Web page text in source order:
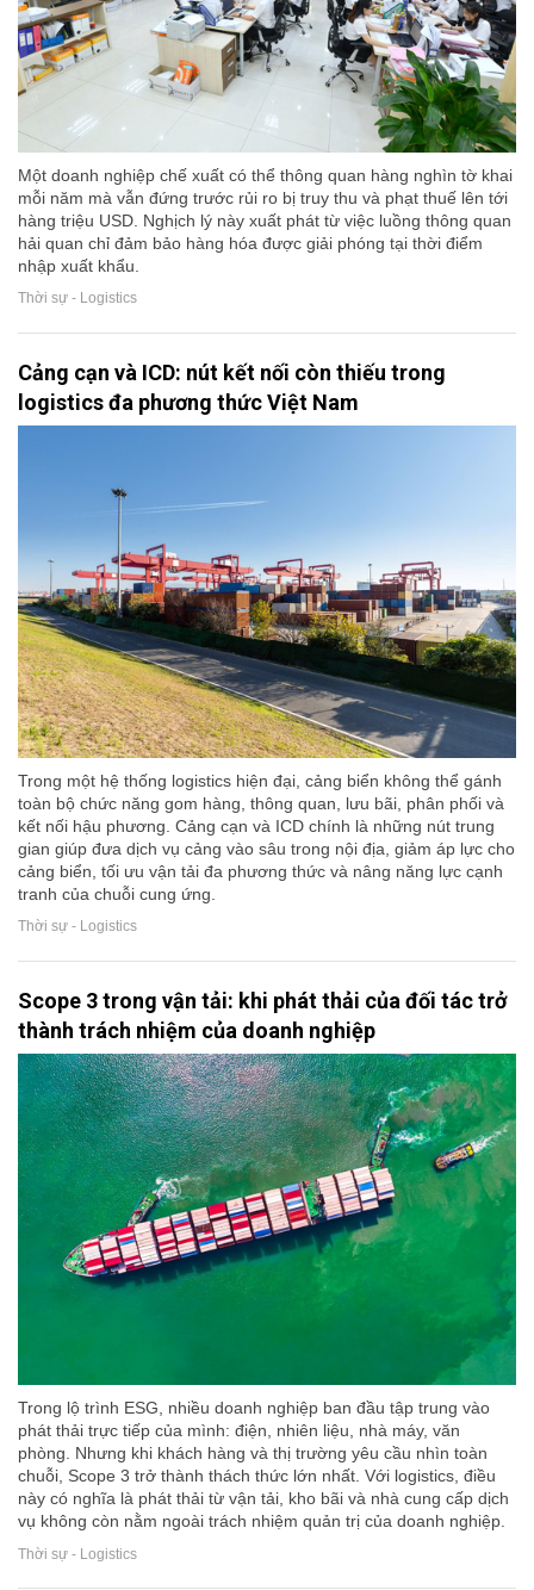
Một doanh nghiệp chế xuất có thể thông quan hàng nghìn tờ khai
mỗi năm mà vẫn đứng trước rủi ro bị truy thu và phạt thuế lên tới
hàng triệu USD. Nghịch lý này xuất phát từ việc luồng thông quan
hải quan chỉ đảm bảo hàng hóa được giải phóng tại thời điểm
nhập xuất khẩu.
Thời sự - Logistics
Cảng cạn và ICD: nút kết nối còn thiếu trong
logistics đa phương thức Việt Nam
Trong một hệ thống logistics hiện đại, cảng biển không thể gánh
toàn bộ chức năng gom hàng, thông quan, lưu bãi, phân phối và
kết nối hậu phương. Cảng cạn và ICD chính là những nút trung
gian giúp đưa dịch vụ cảng vào sâu trong nội địa, giảm áp lực cho
cảng biển, tối ưu vận tải đa phương thức và nâng năng lực cạnh
tranh của chuỗi cung ứng.
Thời sự - Logistics
Scope 3 trong vận tải: khi phát thải của đối tác trở
thành trách nhiệm của doanh nghiệp
Trong lộ trình ESG, nhiều doanh nghiệp ban đầu tập trung vào
phát thải trực tiếp của mình: điện, nhiên liệu, nhà máy, văn
phòng. Nhưng khi khách hàng và thị trường yêu cầu nhìn toàn
chuỗi, Scope 3 trở thành thách thức lớn nhất. Với logistics, điều
này có nghĩa là phát thải từ vận tải, kho bãi và nhà cung cấp dịch
vụ không còn nằm ngoài trách nhiệm quản trị của doanh nghiệp.
Thời sự - Logistics